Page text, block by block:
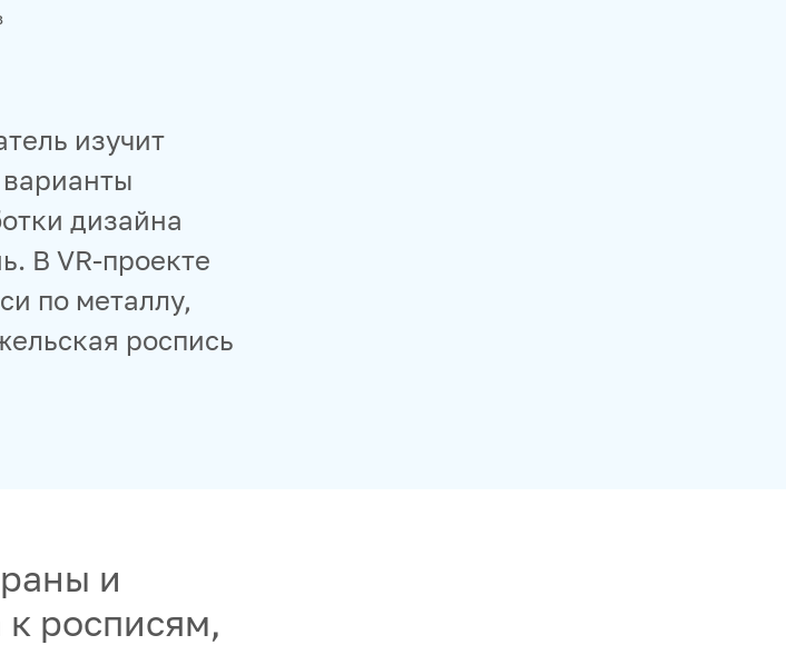
изучит
дизайна
В VR-проекте
по металлу,
роспись
и
росписям,